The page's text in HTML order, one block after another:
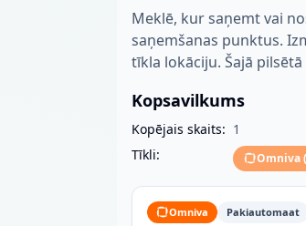
Meklē, kur saņemt vai
saņemšanas punktus.
tīkla lokāciju. Šajā
Kopsavilkums
Kopējais skaits: 1
Tīkli:
Omniva(
Omniva Pakiautomaat